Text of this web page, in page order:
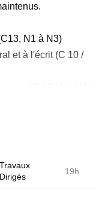
N1 à N3)
et à l'écrit (C 10 /
une situation
la langue.
Travaux
Dirigés
19h